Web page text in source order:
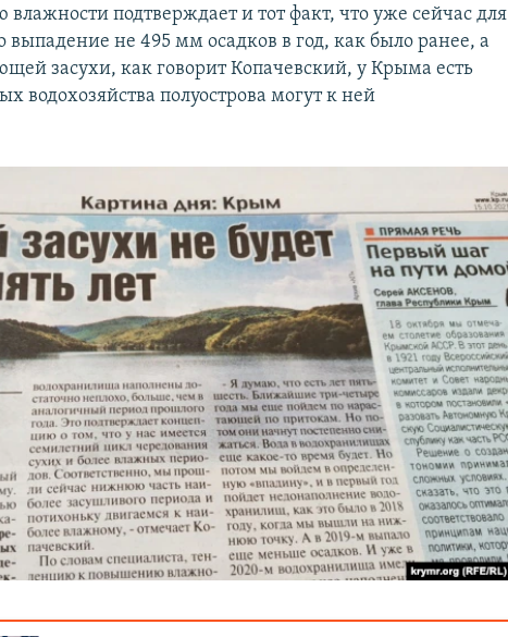
подтверждает и тот факт, что уже сейчас для
не 495 мм осадков в год, как было ранее, а
засухи, как говорит Копачевский, у Крыма есть
водохозяйства полуострова могут к ней